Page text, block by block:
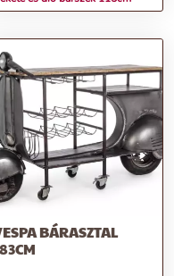
BÁRASZTAL